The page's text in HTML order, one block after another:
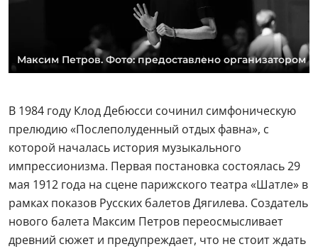
Максим Петров. Фото: предоставлено организатором
В 1984 году Клод Дебюсси сочинил симфоническую
прелюдию «Послеполуденный отдых фавна», с
которой началась история музыкального
импрессионизма. Первая постановка состоялась 29
мая 1912 года на сцене парижского театра «Шатле» в
рамках показов Русских балетов Дягилева. Создатель
нового балета Максим Петров переосмысливает
древний сюжет и предупреждает, что не стоит ждать